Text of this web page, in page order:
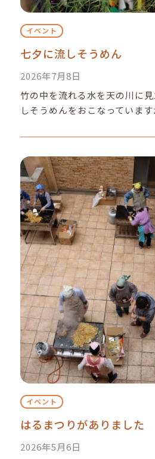
イベント
七夕に流しそうめん
2026年7月8日
竹の中を流れる水を天の川に
しそうめんをおこなっていま
イベント
はるまつりがありました
2026年5月6日